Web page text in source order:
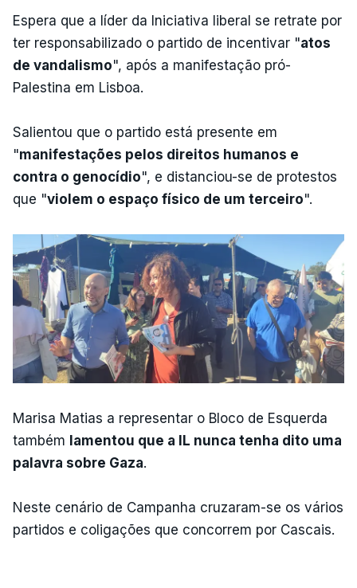
Espera que a líder da Iniciativa liberal se retrate por
ter responsabilizado o partido de incentivar "atos
de vandalismo", após a manifestação pró-
Palestina em Lisboa.
Salientou que o partido está presente em
"manifestações pelos direitos humanos e
contra o genocídio", e distanciou-se de protestos
que "violem o espaço físico de um terceiro".
Marisa Matias a representar o Bloco de Esquerda
também lamentou que a IL nunca tenha dito uma
palavra sobre Gaza.
Neste cenário de Campanha cruzaram-se os vários
partidos e coligações que concorrem por Cascais.